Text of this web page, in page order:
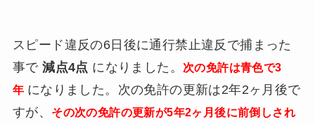
スピード違反の6日後に通行禁止違反で捕まった
事で減点4点 になりました。
次の免許は青色で3
年 になりました。次の免許の更新は2年2ヶ月後で
すが、
その次の免許の更新が5年2ヶ月後に前倒しされ